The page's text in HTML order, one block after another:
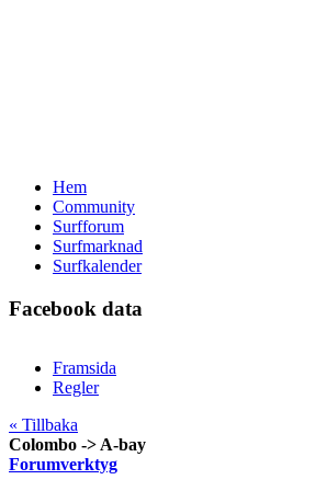
Hem
Community
Surfforum
Surfmarknad
Surfkalender
Facebook data
Framsida
Regler
« Tillbaka
Colombo -> A-bay
Forumverktyg